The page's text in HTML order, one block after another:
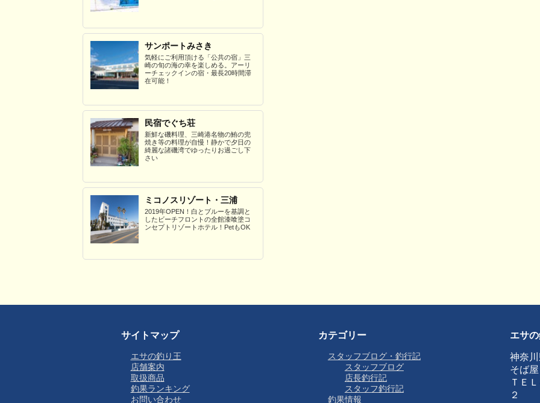
サンポートみさき
気軽にご利用頂ける「公共の宿」三
崎の旬の海の幸を楽しめる。アーリ
ーチェックインの宿・最長20時間滞
在可能！
民宿でぐち荘
新鮮な磯料理、三崎港名物の鮪の兜
焼き等の料理が自慢！静かで夕日の
綺麗な諸磯湾でゆったりお過ごし下
さい
ミコノスリゾート・三浦
2019年OPEN！白とブルーを基調と
したビーチフロントの全館漆喰塗コ
ンセプトリゾートホテル！PetもOK
サイトマップ
エサの釣り王
店舗案内
取扱商品
釣果ランキング
お問い合わせ
カテゴリー
スタッフブログ・釣行記
スタッフブログ
店長釣行記
スタッフ釣行記
釣果情報
エサ
神奈
そば
ＴＥ
２